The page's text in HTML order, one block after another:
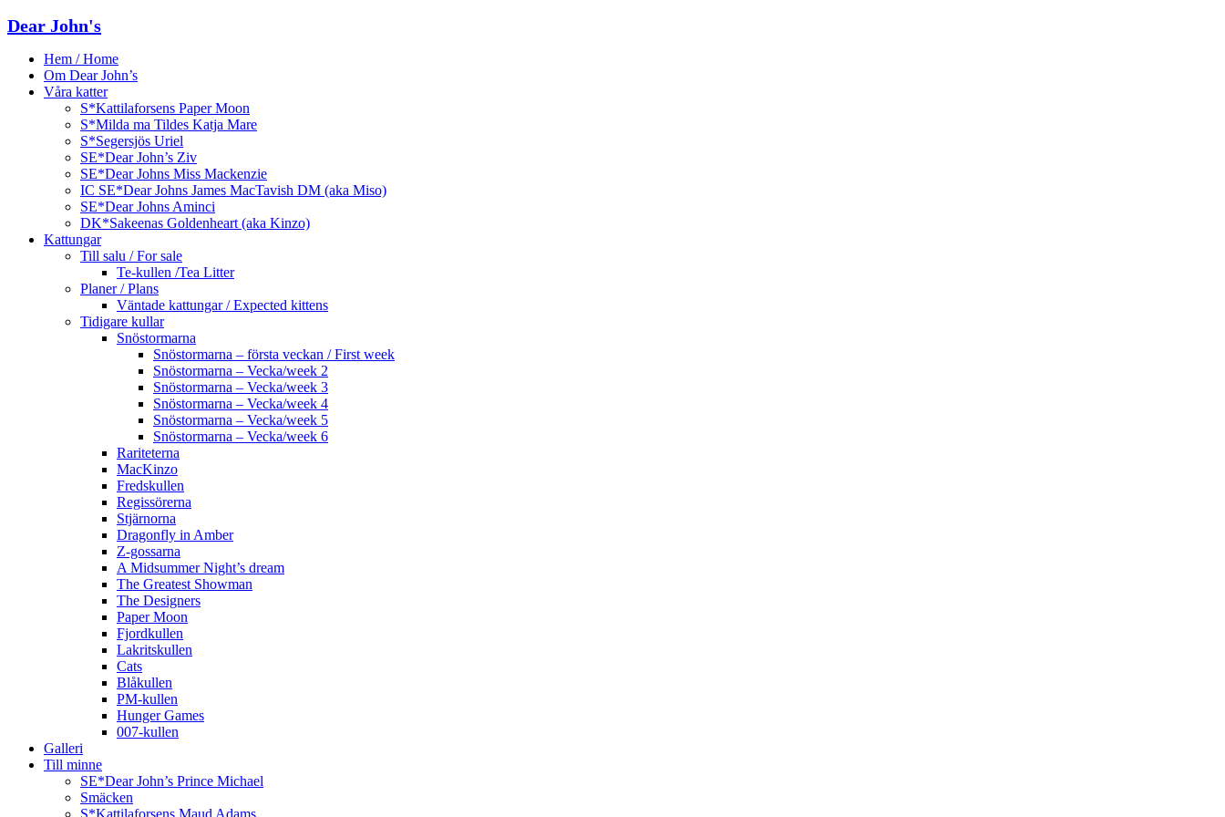
Dear John's
Hem / Home
Om Dear John’s
Våra katter
S*Kattilaforsens Paper Moon
S*Milda ma Tildes Katja Mare
S*Segersjös Uriel
SE*Dear John’s Ziv
SE*Dear Johns Miss Mackenzie
IC SE*Dear Johns James MacTavish DM (aka Miso)
SE*Dear Johns Aminci
DK*Sakeenas Goldenheart (aka Kinzo)
Kattungar
Till salu / For sale
Te-kullen /Tea Litter
Planer / Plans
Väntade kattungar / Expected kittens
Tidigare kullar
Snöstormarna
Snöstormarna – första veckan / First week
Snöstormarna – Vecka/week 2
Snöstormarna – Vecka/week 3
Snöstormarna – Vecka/week 4
Snöstormarna – Vecka/week 5
Snöstormarna – Vecka/week 6
Rariteterna
MacKinzo
Fredskullen
Regissörerna
Stjärnorna
Dragonfly in Amber
Z-gossarna
A Midsummer Night’s dream
The Greatest Showman
The Designers
Paper Moon
Fjordkullen
Lakritskullen
Cats
Blåkullen
PM-kullen
Hunger Games
007-kullen
Galleri
Till minne
SE*Dear John’s Prince Michael
Smäcken